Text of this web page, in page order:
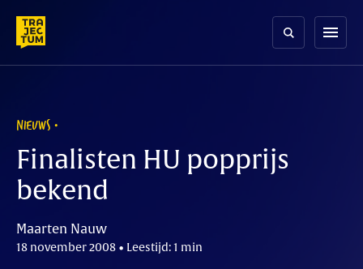
content
menu
NIEUWS
Finalisten HU popprijs
bekend
Maarten Nauw
18 november 2008 • Leestijd: 1 min